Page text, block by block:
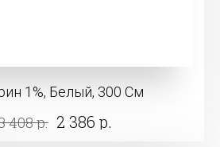
1%, Белый, 300 См
408 р. 2 386 р.